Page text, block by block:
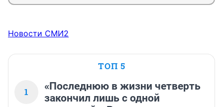
Новости СМИ2
ТОП 5
1
«Последнюю в жизни четверть
закончил лишь с одной